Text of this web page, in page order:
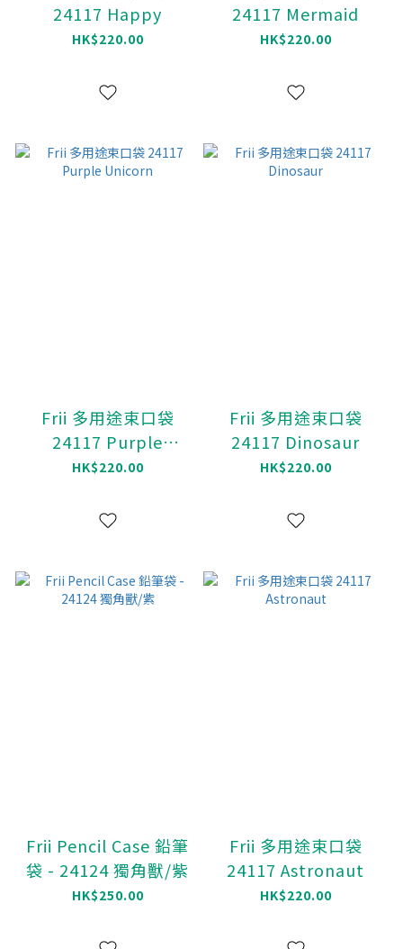
24117 Happy
HK$220.00
24117 Mermaid
HK$220.00
Frii 多用途束口袋
24117 Purple
Unicorn
HK$220.00
Frii 多用途束口袋
24117 Dinosaur
HK$220.00
Frii Pencil Case 鉛筆
袋 - 24124 獨角獸/紫
HK$250.00
Frii 多用途束口袋
24117 Astronaut
HK$220.00